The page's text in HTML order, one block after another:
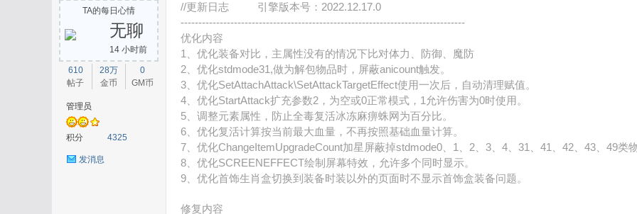
奇
TA的每日心情
无聊
14 小时前
610
帖子
28万
金币
0
GM币
管理员
积分 4325
发消息
//更新日志 引擎版本号：2022.12.17.0
--------------------------------------------------------------------------------
优化内容
1、优化装备对比，主属性没有的情况下比对体力、防御、魔防
2、优化stdmode31,做为解包物品时，屏蔽anicount触发。
3、优化SetAttachAttack\SetAttackTargetEffect使用一次后，自动清理赋值。
4、优化StartAttack扩充参数2，为空或0正常模式，1允许伤害为0时使用。
5、调整元素属性，防止全毒复活冰冻麻痹蛛网为百分比。
6、优化复活计算按当前最大血量，不再按照基础血量计算。
7、优化ChangeItemUpgradeCount加星屏蔽掉stdmode0、1、2、3、4、31、41、42、43、49类
8、优化SCREENEFFECT绘制屏幕特效，允许多个同时显示。
9、优化首饰生肖盒切换到装备时装以外的页面时不显示首饰盒装备问题。
修复内容